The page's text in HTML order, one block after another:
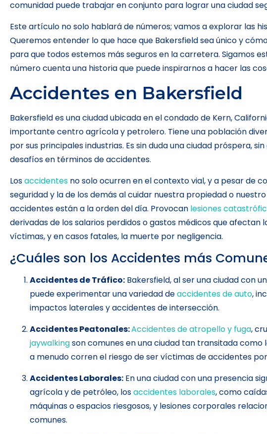
comunidad puede trabajar en conjunto para lograr una ciudad
Este artículo no solo hablará de números; vamos a explorar las
Queremos entender lo que hace que Bakersfield sea único y
para que todos estemos más seguros en la carretera. Sigamos
número cuenta una historia que puede inspirarnos a hacer las
Accidentes en Bakersfield
Bakersfield es una ciudad ubicada en el condado de Kern,
importante centro agrícola y petrolero. Tiene una población
por sus principales industrias. Es sin duda una ciudad próspera,
desafíos en términos de accidentes.
Losaccidentes no solo ocurren en el contexto vial, y a pesar de
seguridad y la de los demás al cuidar nuestra propiedad o
accidentes están a la orden del día. Provocan lesiones
derivadas de los salarios perdidos o gastos médicos que afectan
víctimas, y en casos fatales, la muerte por negligencia.
¿Cuáles son los Accidentes más
Accidentes de Tráfico: Bakersfield, al ser una ciudad con
puede experimentar una variedad deaccidentes de auto,
impactos laterales y accidentes de intersección.
Accidentes Peatonales:Accidentes de atropello y fuga,
jaywalkingson comunes en una ciudad tan transitada como
a menudo corren el riesgo de ser víctimas de accidentes
Accidentes Laborales: En una ciudad con una presencia
agrícola y de petróleo, losaccidentes laborales, como
máquinas o espacios riesgosos, y lesiones corporales
comunes.